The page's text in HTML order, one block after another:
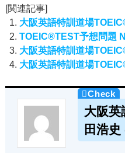
[関連記事]
大阪英語特訓道場
TOEIC®TEST予想問題
大阪英語特訓道場
大阪英語特訓道場
大阪英
田浩